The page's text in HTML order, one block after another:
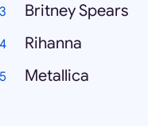
Britney Spears
Rihanna
Metallica